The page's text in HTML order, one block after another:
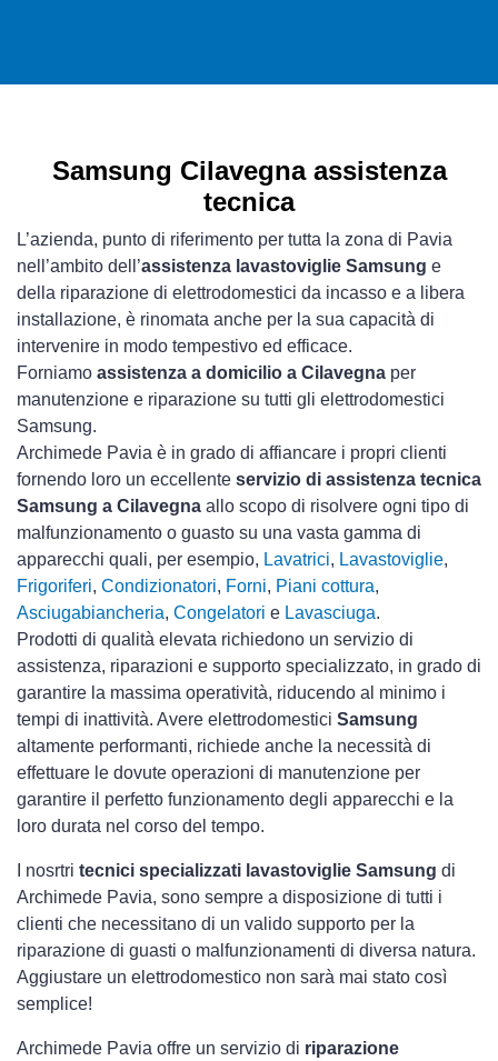
Samsung Cilavegna assistenza
tecnica
L’azienda, punto di riferimento per tutta la zona di Pavia
nell’ambito dell’assistenza lavastoviglie Samsung e
della riparazione di elettrodomestici da incasso e a libera
installazione, è rinomata anche per la sua capacità di
intervenire in modo tempestivo ed efficace.
Forniamo assistenza a domicilio a Cilavegna per
manutenzione e riparazione su tutti gli elettrodomestici
Samsung.
Archimede Pavia è in grado di affiancare i propri clienti
fornendo loro un eccellente servizio di assistenza tecnica
Samsung a Cilavegna allo scopo di risolvere ogni tipo di
malfunzionamento o guasto su una vasta gamma di
apparecchi quali, per esempio, Lavatrici, Lavastoviglie,
Frigoriferi, Condizionatori, Forni, Piani cottura,
Asciugabiancheria, Congelatori e Lavasciuga.
Prodotti di qualità elevata richiedono un servizio di
assistenza, riparazioni e supporto specializzato, in grado di
garantire la massima operatività, riducendo al minimo i
tempi di inattività. Avere elettrodomestici Samsung
altamente performanti, richiede anche la necessità di
effettuare le dovute operazioni di manutenzione per
garantire il perfetto funzionamento degli apparecchi e la
loro durata nel corso del tempo.
I nosrtri tecnici specializzati lavastoviglie Samsung di
Archimede Pavia, sono sempre a disposizione di tutti i
clienti che necessitano di un valido supporto per la
riparazione di guasti o malfunzionamenti di diversa natura.
Aggiustare un elettrodomestico non sarà mai stato così
semplice!
Archimede Pavia offre un servizio di riparazione